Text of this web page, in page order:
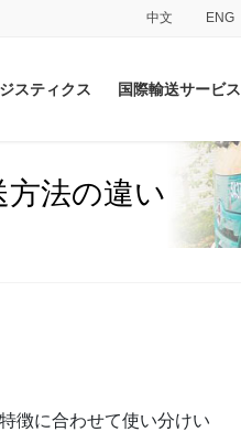
中文 ENG
スティクス 国際輸送サービス
方法の違い
徴に合わせて使い分けい